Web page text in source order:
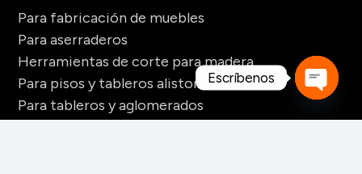
Para fabricación de muebles
Para aserraderos
Herramientas de corte para madera
Para pisos y tableros alistonados
Para tableros y aglomerados
Escríbenos